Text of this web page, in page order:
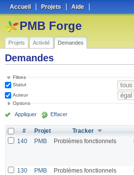
Accueil Projets Aide
PMB Forge
Projets Activité Demandes
Demandes
Filtres
Statut
Auteur
Options
Appliquer Effacer
# Projet Tracker
140
PMB Problèmes fonctionnels
130 PMB Problèmes fonctionnels